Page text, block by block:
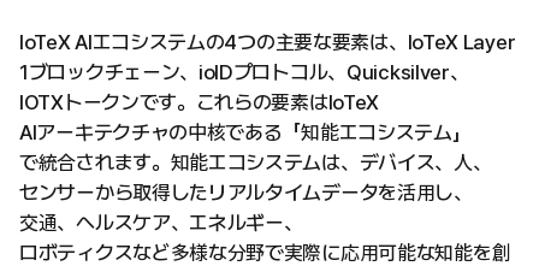
IoTeX AIエコシステムの4つの主要な要素は、IoTeX Layer
1ブロックチェーン、ioIDプロトコル、Quicksilver、
IOTXトークンです。これらの要素はIoTeX
AIアーキテクチャの中核である「知能エコシステム」
で統合されます。知能エコシステムは、デバイス、人、
センサーから取得したリアルタイムデータを活用し、
交通、ヘルスケア、エネルギー、
ロボティクスなど多様な分野で実際に応用可能な知能を創